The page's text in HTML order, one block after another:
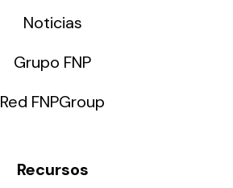
Noticias
Grupo FNP
Red FNPGroup
Recursos